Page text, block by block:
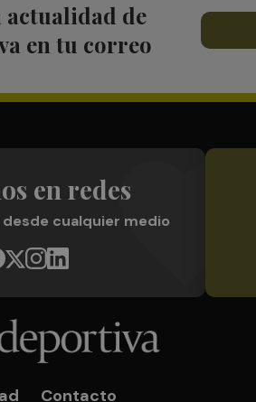
actualidad de
en tu correo
en redes
desde cualquier medio
Contacto